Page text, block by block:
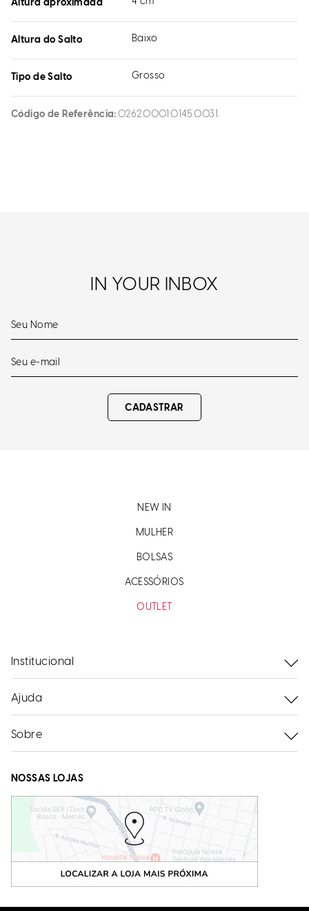
Altura aproximada
Altura do Salto Baixo
Tipo de Salto Grosso
Código de Referência 0262.0001.0145.0031
IN YOUR INBOX
CADASTRAR
NEW IN
MULHER
BOLSAS
ACESSÓRIOS
OUTLET
Institucional
Ajuda
Sobre
NOSSAS LOJAS